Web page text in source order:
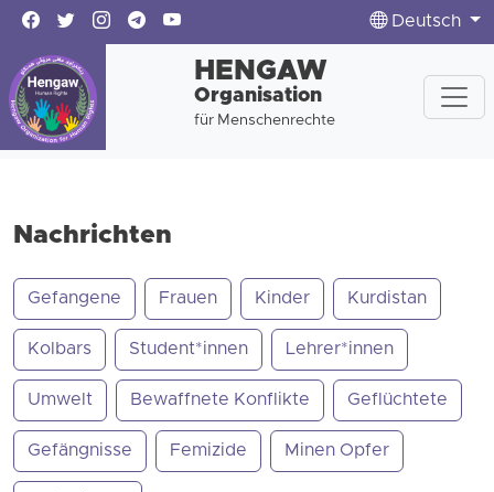
Deutsch
HENGAW
Organisation
für Menschenrechte
Nachrichten
Gefangene Frauen Kinder Kurdistan
Kolbars Student*innen Lehrer*innen
Umwelt Bewaffnete Konflikte Geflüchtete
Gefängnisse Femizide Minen Opfer